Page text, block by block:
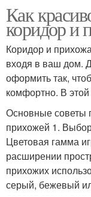
Как
коридор и
Коридор и
входя в ваш дом.
оформить так,
комфортно. В этой
Основные советы
прихожей 1.
Цветовая гамма
расширении
прихожих
серый, бежевый